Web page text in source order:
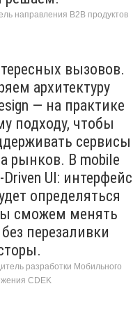
направления B2B продуктов
вызовов.
архитектуру
— на практике
подходу, чтобы
сервисы
рынков. В mobile
UI: интерфейс
определяться
сможем менять
перезаливки
разработки Мобильного
CDEK